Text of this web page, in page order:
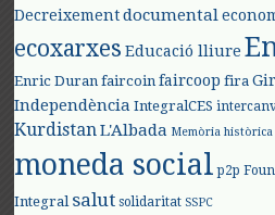
Decreixement documental
ecoxarxes Educació lliure
Enric Duran faircoin faircoop fira
Independència IntegralCES
KurdistanL'Albada Memòria històrica
moneda social p2p
Integral salut solidaritat SSPC